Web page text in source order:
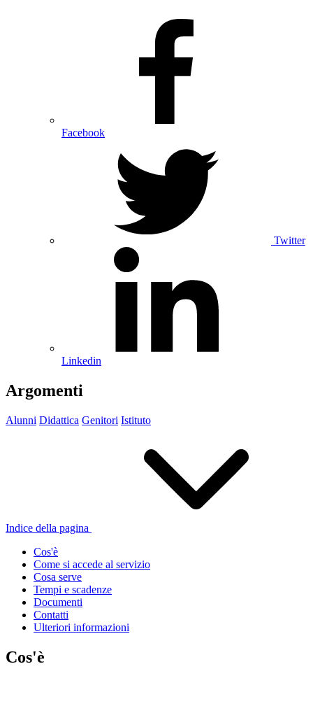
Facebook
Twitter
Linkedin
Argomenti
Alunni Didattica Genitori Istituto
Indice della pagina
Cos'è
Come si accede al servizio
Cosa serve
Tempi e scadenze
Documenti
Contatti
Ulteriori informazioni
Cos'è